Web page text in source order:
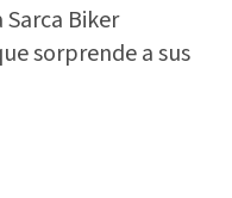
Biker
sorprende a sus